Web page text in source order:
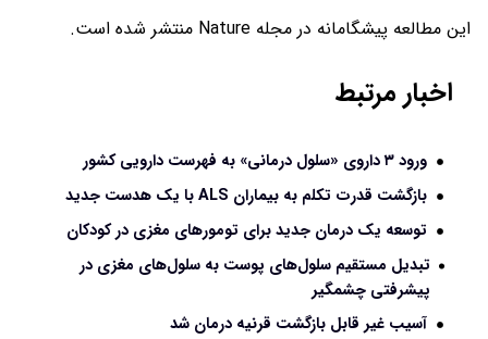
این مطالعه پیشگامانه در مجله Nature منتشر شده است.
اخبار مرتبط
ورود ۳ داروی «سلول درمانی» به فهرست دارویی کشور
بازگشت قدرت تکلم به بیماران ALS با یک هدست جدید
توسعه یک درمان جدید برای تومورهای مغزی در کودکان
تبدیل مستقیم سلول‌های پوست به سلول‌های مغزی در
پیشرفتی چشمگیر
آسیب غیر قابل بازگشت قرنیه درمان شد